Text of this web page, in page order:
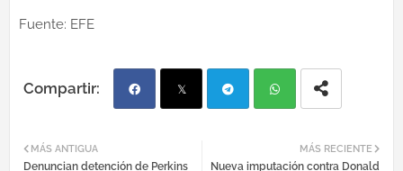
Fuente: EFE
MÁS RECIENTE
Nueva imputación contra Donald
MÁS ANTIGUA
Denuncian detención de Perkins